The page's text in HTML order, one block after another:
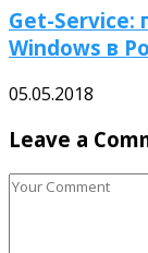
Get-Service:
Windows в
05.05.2018
Leave a